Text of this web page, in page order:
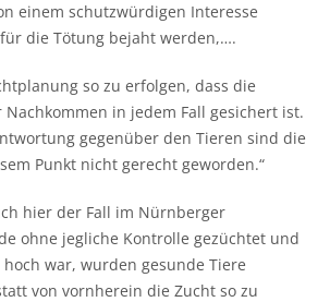
einem schutzwürdigen Interesse
die Tötung bejaht werden,….
so zu erfolgen, dass die
in jedem Fall gesichert ist.
gegenüber den Tieren sind die
Punkt nicht gerecht geworden.“
hier der Fall im Nürnberger
ohne jegliche Kontrolle gezüchtet und
war, wurden gesunde Tiere
von vornherein die Zucht so zu